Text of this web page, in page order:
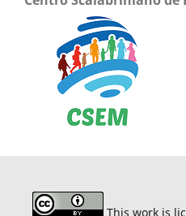
This work is